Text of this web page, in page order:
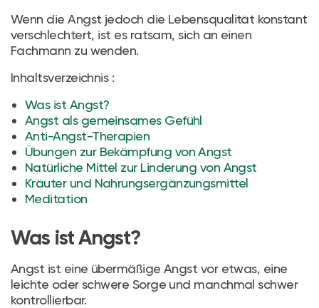
Wenn die Angst jedoch die Lebensqualität konstant
verschlechtert, ist es ratsam, sich an einen
Fachmann zu wenden.
Inhaltsverzeichnis :
Was ist Angst?
Angst als gemeinsames Gefühl
Anti-Angst-Therapien
Übungen zur Bekämpfung von Angst
Natürliche Mittel zur Linderung von Angst
Kräuter und Nahrungsergänzungsmittel
Meditation
Was ist Angst?
Angst ist eine übermäßige Angst vor etwas, eine
leichte oder schwere Sorge und manchmal schwer
kontrollierbar.